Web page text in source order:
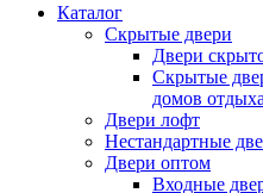
Каталог
Скрытые двери
Двери
Скрытые
домов отдыха
Двери лофт
Нестандартные
Двери оптом
Входные